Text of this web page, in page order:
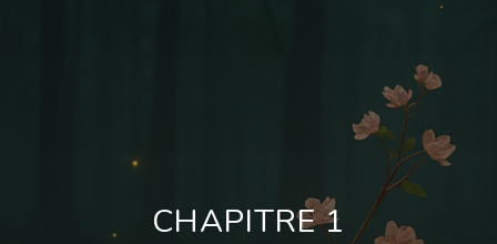
CHAPITRE 1